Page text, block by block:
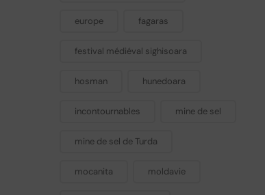
europe fagaras
festival médiéval sighisoara
hosman hunedoara
incontournables mine de sel
mine de sel de Turda
mocanita moldavie